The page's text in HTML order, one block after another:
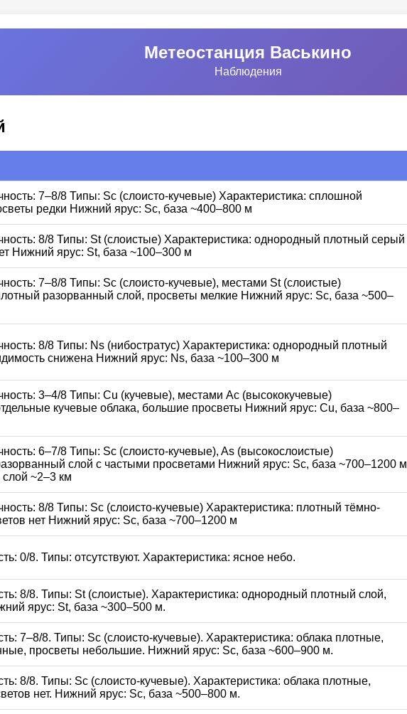
Метеостанция Васькино
Наблюдения
7–8/8 Типы: Sc (слоисто-кучевые) Характеристика: сплошной
редки Нижний ярус: Sc, база ~400–800 м
8/8 Типы: St (слоистые) Характеристика: однородный плотный серый
Нижний ярус: St, база ~100–300 м
7–8/8 Типы: Sc (слоисто-кучевые), местами St (слоистые)
разорванный слой, просветы мелкие Нижний ярус: Sc, база ~500–
8/8 Типы: Ns (нибостратус) Характеристика: однородный плотный
снижена Нижний ярус: Ns, база ~100–300 м
3–4/8 Типы: Cu (кучевые), местами Ac (высококучевые)
кучевые облака, большие просветы Нижний ярус: Cu, база ~800–
6–7/8 Типы: Sc (слоисто-кучевые), As (высокослоистые)
слой с частыми просветами Нижний ярус: Sc, база ~700–1200 м
~2–3 км
8/8 Типы: Sc (слоисто-кучевые) Характеристика: плотный тёмно-
нет Нижний ярус: Sc, база ~700–1200 м
0/8. Типы: отсутствуют. Характеристика: ясное небо.
8/8. Типы: St (слоистые). Характеристика: однородный плотный слой,
ярус: St, база ~300–500 м.
7–8/8. Типы: Sc (слоисто-кучевые). Характеристика: облака плотные,
просветы небольшие. Нижний ярус: Sc, база ~600–900 м.
8/8. Типы: Sc (слоисто-кучевые). Характеристика: облака плотные,
нет. Нижний ярус: Sc, база ~500–800 м.